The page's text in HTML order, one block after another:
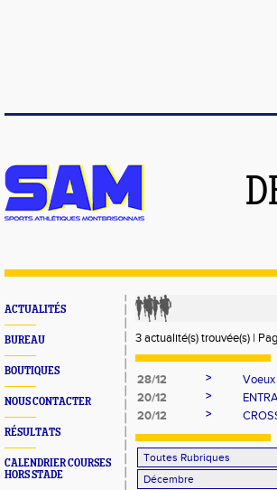
ACTUALITÉS
BUREAU
BOUTIQUES
NOUS CONTACTER
RÉSULTATS
CALENDRIER COURSES
HORS STADE
3 actualité(s) trouvée(s) |
28/12 >
20/12
>
20/12
>